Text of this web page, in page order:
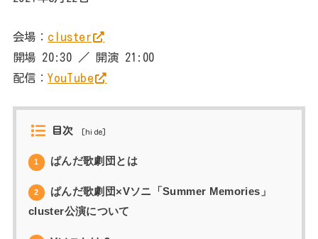
会場： cluster
開場 20:30 ／ 開演 21:00
配信：YouTube
目次 hide
1 ぱんだ歌劇団とは
2
ぱんだ歌劇団×Vソニ「Summer Memories」
cluster公演について